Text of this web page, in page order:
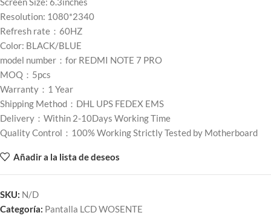
Resolution: 1080*2340
Refresh rate：60HZ
Color: BLACK/BLUE
model number：for REDMI NOTE 7 PRO
MOQ：5pcs
Warranty：1 Year
Shipping Method：DHL UPS FEDEX EMS
Delivery：Within 2-10Days Working Time
Quality Control：100% Working Strictly Tested by Motherboard
Añadir a la lista de deseos
SKU: N/D
Categoría: Pantalla LCD WOSENTE